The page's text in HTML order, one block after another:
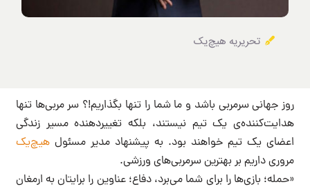
تحریریه هیچ‌یک
روز جهانی سرمربی باشد و ما شما را تنها بگذاریم!؟ سر مربی‌ها تنها
هدایت‌کننده‌ی یک تیم نیستند، بلکه تغییردهنده مسیر زندگی
اعضای یک تیم خواهند بود. به پیشنهاد مدیر مسئولهیچ‌یک
مروری داریم بر بهترین سرمربی‌های ورزشی.
«حمله؛ بازی‌ها را برای شما می‌برد، دفاع؛ عناوین را برایتان به ارمغان